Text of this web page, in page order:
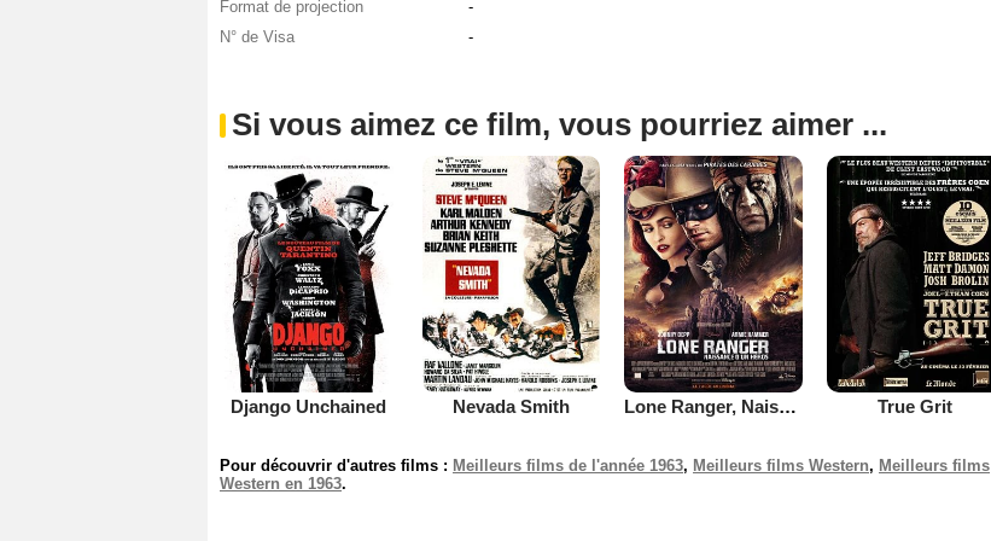
Format de projection
-
N° de Visa
-
Si vous aimez ce film, vous pourriez aimer ...
Django Unchained Nevada Smith Lone Ranger, Naissance d'un héros True Grit
Pour découvrir d'autres films : Meilleurs films de l'année 1963, Meilleurs films Western, Meilleurs films
Western en 1963.